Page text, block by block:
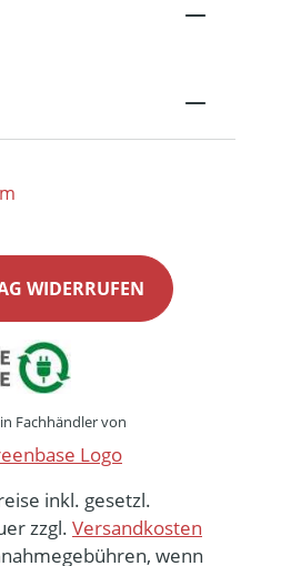
WIDERRUFEN
Fachhändler von
inkl. gesetzl.
zzgl. Versandkosten
wenn